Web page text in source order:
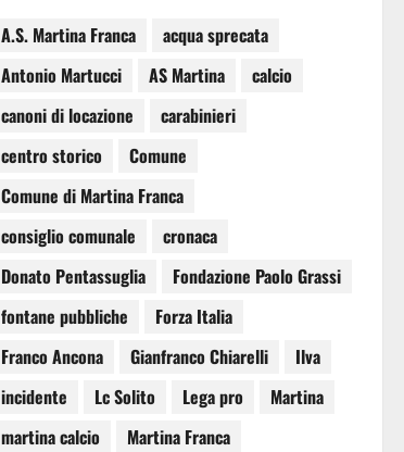
A.S. Martina Franca
acqua sprecata
Antonio Martucci
AS Martina
calcio
canoni di locazione
carabinieri
centro storico
Comune
Comune di Martina Franca
consiglio comunale
cronaca
Donato Pentassuglia
Fondazione Paolo Grassi
fontane pubbliche
Forza Italia
Franco Ancona
Gianfranco Chiarelli
Ilva
incidente
Lc Solito Lega pro
Martina
martina calcio
Martina Franca